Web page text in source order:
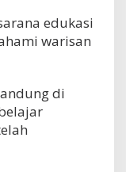
edukasi
warisan
di